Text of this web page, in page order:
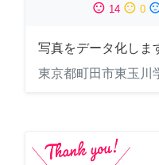
sentiment_satisfied 14 sentiment_neutral 0
写真をデータ化しま
東京都町田市東玉川